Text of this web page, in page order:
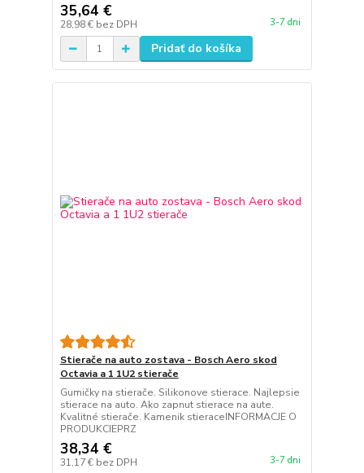
35,64 €
28,98 € bez DPH 3-7 dni
Pridať do košíka
Stierače na auto zostava - Bosch Aero skod
Octavia a 1 1U2 stierače
Gumičky na stierače. Silikonove stierace. Najlepsie
stierace na auto. Ako zapnut stierace na aute.
Kvalitné stierače. Kamenik stieraceINFORMACJE O
PRODUKCIEPRZ
38,34 €
31,17 € bez DPH 3-7 dni